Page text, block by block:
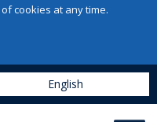
cookies at any time.
English